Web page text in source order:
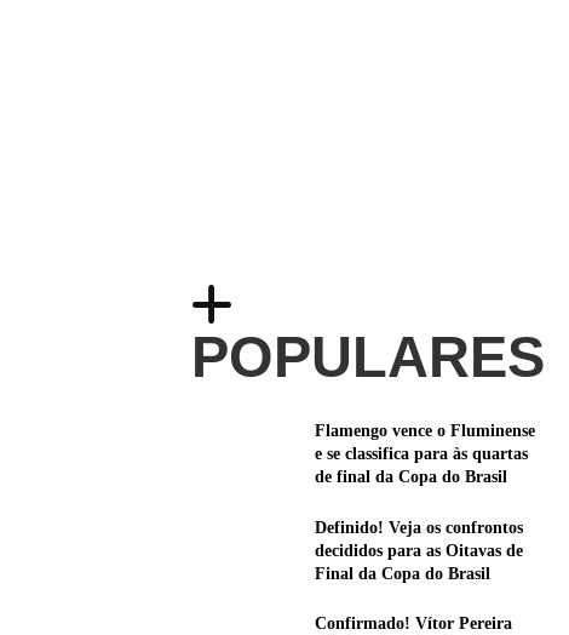
POPULARES
Flamengo vence o Fluminense
e se classifica para às quartas
de final da Copa do Brasil
Definido! Veja os confrontos
decididos para as Oitavas de
Final da Copa do Brasil
Confirmado! Vítor Pereira